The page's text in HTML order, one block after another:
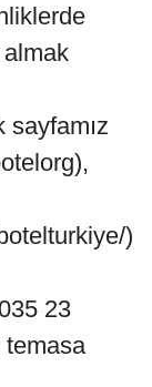
sayfamız
)
23
temasa